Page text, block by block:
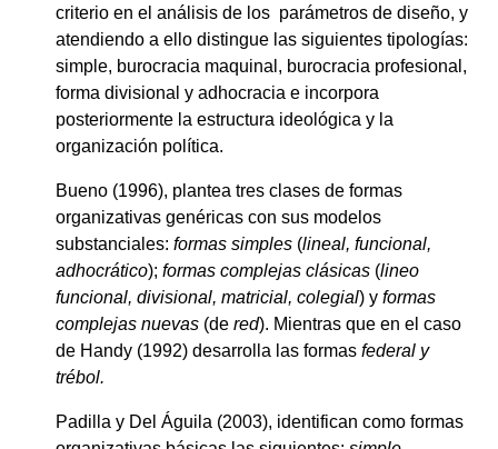
criterio en el análisis de los parámetros de diseño, y
atendiendo a ello distingue las siguientes tipologías:
simple, burocracia maquinal, burocracia profesional,
forma divisional y adhocracia e incorpora
posteriormente la estructura ideológica y la
organización política.
Bueno (1996), plantea tres clases de formas
organizativas genéricas con sus modelos
substanciales: formas simples (lineal, funcional,
adhocrático); formas complejas clásicas (lineo
funcional, divisional, matricial, colegial) y formas
complejas nuevas (de red). Mientras que en el caso
de Handy (1992) desarrolla las formas federal y
trébol.
Padilla y Del Águila (2003), identifican como formas